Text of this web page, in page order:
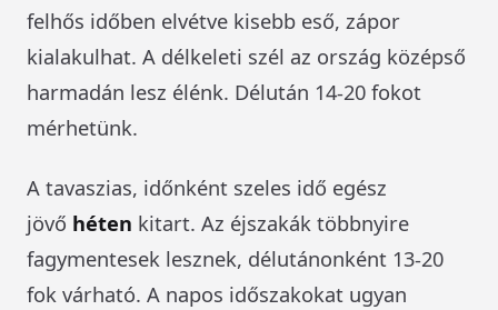
felhős időben elvétve kisebb eső, zápor
kialakulhat. A délkeleti szél az ország középső
harmadán lesz élénk. Délután 14-20 fokot
mérhetünk.
A tavaszias, időnként szeles idő egész
jövő héten kitart. Az éjszakák többnyire
fagymentesek lesznek, délutánonként 13-20
fok várható. A napos időszakokat ugyan